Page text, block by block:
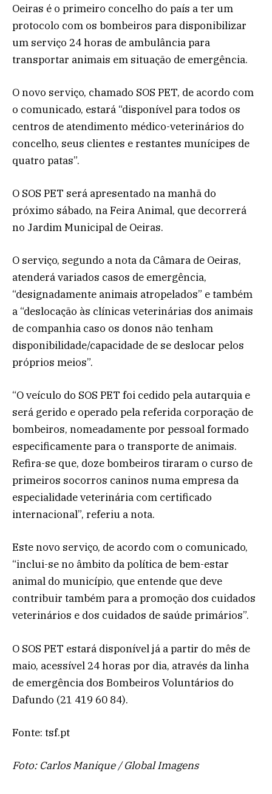
Oeiras é o primeiro concelho do país a ter um
protocolo com os bombeiros para disponibilizar
um serviço 24 horas de ambulância para
transportar animais em situação de emergência.
O novo serviço, chamado SOS PET, de acordo com
o comunicado, estará “disponível para todos os
centros de atendimento médico-veterinários do
concelho, seus clientes e restantes munícipes de
quatro patas”.
O SOS PET será apresentado na manhã do
próximo sábado, na Feira Animal, que decorrerá
no Jardim Municipal de Oeiras.
O serviço, segundo a nota da Câmara de Oeiras,
atenderá variados casos de emergência,
“designadamente animais atropelados” e também
a “deslocação às clínicas veterinárias dos animais
de companhia caso os donos não tenham
disponibilidade/capacidade de se deslocar pelos
próprios meios”.
“O veículo do SOS PET foi cedido pela autarquia e
será gerido e operado pela referida corporação de
bombeiros, nomeadamente por pessoal formado
especificamente para o transporte de animais.
Refira-se que, doze bombeiros tiraram o curso de
primeiros socorros caninos numa empresa da
especialidade veterinária com certificado
internacional”, referiu a nota.
Este novo serviço, de acordo com o comunicado,
“inclui-se no âmbito da política de bem-estar
animal do município, que entende que deve
contribuir também para a promoção dos cuidados
veterinários e dos cuidados de saúde primários”.
O SOS PET estará disponível já a partir do mês de
maio, acessível 24 horas por dia, através da linha
de emergência dos Bombeiros Voluntários do
Dafundo (21 419 60 84).
Fonte: tsf.pt
Foto: Carlos Manique / Global Imagens